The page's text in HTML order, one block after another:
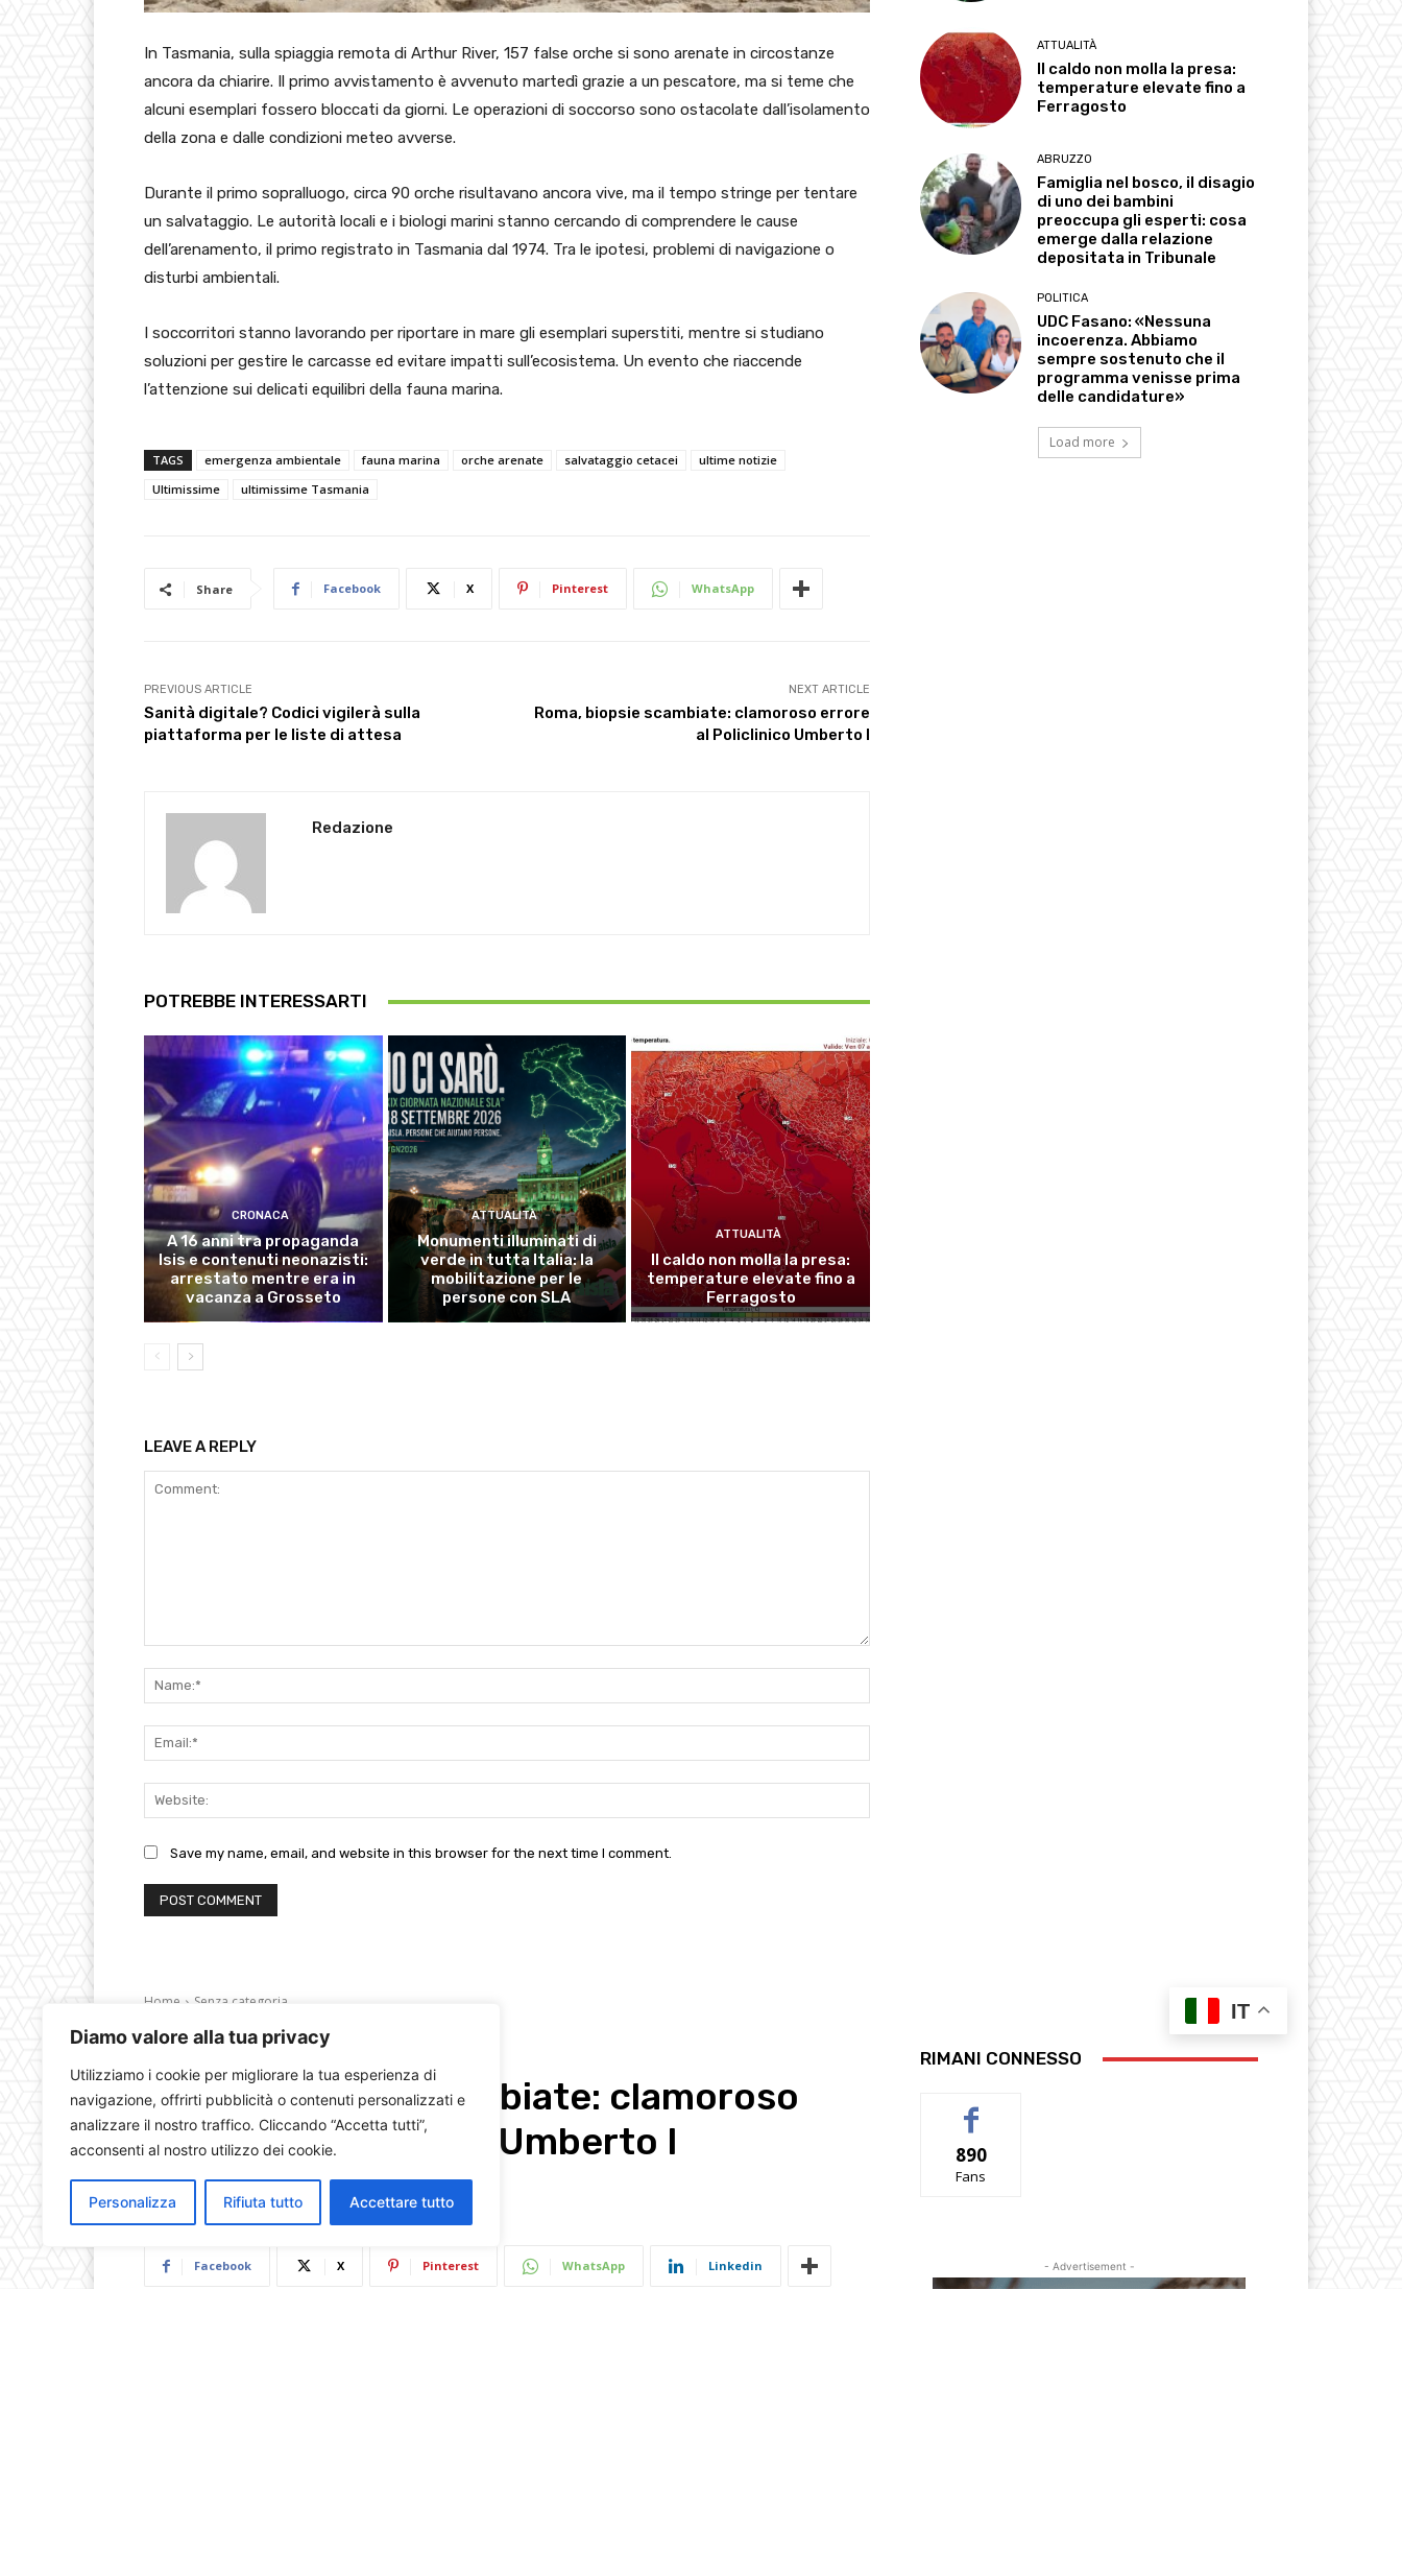
Diamo valore alla tua privacy
Utilizziamo i cookie per migliorare la tua esperienza di
navigazione, offrirti pubblicità o contenuti personalizzati e
analizzare il nostro traffico. Cliccando “Accetta tutti”,
acconsenti al nostro utilizzo dei cookie.
Personalizza Rifiuta tutto Accettare tutto
In Tasmania, sulla spiaggia remota di Arthur River, 157 false orche si sono arenate in circostanze
ancora da chiarire. Il primo avvistamento è avvenuto martedì grazie a un pescatore, ma si teme che
alcuni esemplari fossero bloccati da giorni. Le operazioni di soccorso sono ostacolate dall’isolamento
della zona e dalle condizioni meteo avverse.
Durante il primo sopralluogo, circa 90 orche risultavano ancora vive, ma il tempo stringe per tentare
un salvataggio. Le autorità locali e i biologi marini stanno cercando di comprendere le cause
dell’arenamento, il primo registrato in Tasmania dal 1974. Tra le ipotesi, problemi di navigazione o
disturbi ambientali.
I soccorritori stanno lavorando per riportare in mare gli esemplari superstiti, mentre si studiano
soluzioni per gestire le carcasse ed evitare impatti sull’ecosistema. Un evento che riaccende
l’attenzione sui delicati equilibri della fauna marina.
TAGS emergenza ambientale fauna marina orche arenate salvataggio cetacei
ultime notizie
Ultimissime
ultimissime Tasmania
Share Facebook X Pinterest WhatsApp
PREVIOUS ARTICLE
Sanità digitale? Codici vigilerà sulla
piattaforma per le liste di attesa
NEXT ARTICLE
Roma, biopsie scambiate: clamoroso errore
al Policlinico Umberto I
Redazione
POTREBBE INTERESSARTI
CRONACA
A 16 anni tra propaganda
Isis e contenuti neonazisti:
arrestato mentre era in
vacanza a Grosseto
ATTUALITÀ
Monumenti illuminati di
verde in tutta Italia: la
mobilitazione per le
persone con SLA
ATTUALITÀ
Il caldo non molla la presa:
temperature elevate fino a
Ferragosto
LEAVE A REPLY
Save my name, email, and website in this browser for the next time I comment.
ATTUALITÀ
Il caldo non molla la presa:
temperature elevate fino a
Ferragosto
ABRUZZO
Famiglia nel bosco, il disagio
di uno dei bambini
preoccupa gli esperti: cosa
emerge dalla relazione
depositata in Tribunale
POLITICA
UDC Fasano: «Nessuna
incoerenza. Abbiamo
sempre sostenuto che il
programma venisse prima
delle candidature»
Load more